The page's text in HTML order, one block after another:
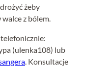
żeby
z bólem.
(ulenka108) lub
. Konsultacje